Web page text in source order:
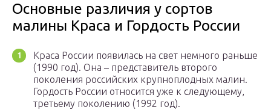
Основные различия у сортов
малины Краса и Гордость России
Краса России появилась на свет немного раньше
(1990 год). Она – представитель второго
поколения российских крупноплодных малин.
Гордость России относится уже к следующему,
третьему поколению (1992 год).